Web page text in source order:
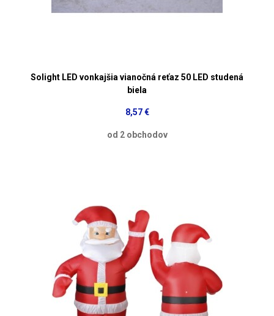
Solight LED vonkajšia vianočná reťaz 50 LED studená
biela
8,57 €
od 2 obchodov